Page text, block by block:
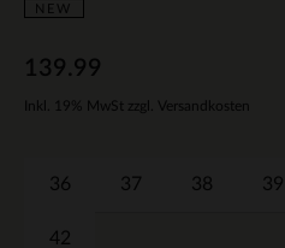
NEW
139.99
Inkl. 19% MwSt zzgl. Versandkosten
36 37 38 39
42